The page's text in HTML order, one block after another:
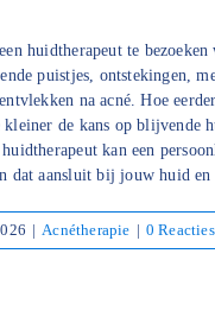
huidtherapeut te bezoeken
puistjes, ontstekingen,
na acné. Hoe
de kans op blijvende
kan een
dat aansluit bij jouw huid en
| Acnétherapie | 0 Reacties